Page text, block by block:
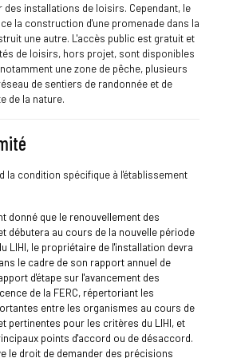
des installations de loisirs. Cependant, le
la construction d'une promenade dans la
une autre. L'accès public est gratuit et
de loisirs, hors projet, sont disponibles
une zone de pêche, plusieurs
de sentiers de randonnée et de
de la nature.
la condition spécifique à l'établissement
donné que le renouvellement des
débutera au cours de la nouvelle période
LIHI, le propriétaire de l'installation devra
le cadre de son rapport annuel de
d'étape sur l'avancement des
de la FERC, répertoriant les
entre les organismes au cours de
pertinentes pour les critères du LIHI, et
points d'accord ou de désaccord.
le droit de demander des précisions